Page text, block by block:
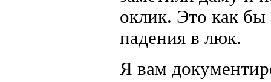
оклик. Это как
падения в люк.
Я вам